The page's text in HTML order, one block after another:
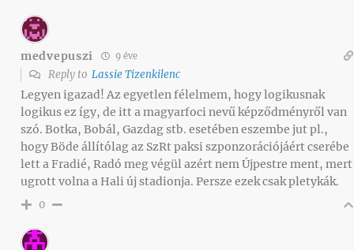
medvepuszi 9 éve
Reply to Lassie Tizenkilenc
Legyen igazad! Az egyetlen félelmem, hogy logikusnak
logikus ez így, de itt a magyarfoci nevű képződményről van
szó. Botka, Bobál, Gazdag stb. esetében eszembe jut pl.,
hogy Böde állítólag az SzRt paksi szponzorációjáért cserébe
lett a Fradié, Radó meg végül azért nem Újpestre ment, mert
ugrott volna a Hali új stadionja. Persze ezek csak pletykák.
0